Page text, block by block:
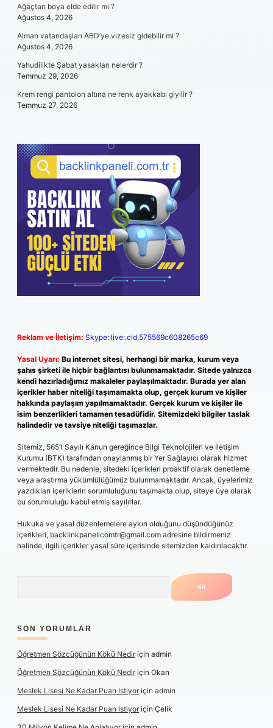
Ağaçtan boya elde edilir mi ?
Ağustos 4, 2026
Alman vatandaşları ABD’ye vizesiz gidebilir mi ?
Ağustos 4, 2026
Yahudilikte Şabat yasakları nelerdir ?
Temmuz 29, 2026
Krem rengi pantolon altına ne renk ayakkabı giyilir ?
Temmuz 27, 2026
Reklam ve İletişim: Skype: live:.cid.575569c608265c69
Yasal Uyarı: Bu internet sitesi, herhangi bir marka, kurum veya
şahıs şirketi ile hiçbir bağlantısı bulunmamaktadır. Sitede yalnızca
kendi hazırladığımız makaleler paylaşılmaktadır. Burada yer alan
içerikler haber niteliği taşımamakta olup, gerçek kurum ve kişiler
hakkında paylaşım yapılmamaktadır. Gerçek kurum ve kişiler ile
isim benzerlikleri tamamen tesadüfidir. Sitemizdeki bilgiler taslak
halindedir ve tavsiye niteliği taşımazlar.
Sitemiz, 5651 Sayılı Kanun gereğince Bilgi Teknolojileri ve İletişim
Kurumu (BTK) tarafından onaylanmış bir Yer Sağlayıcı olarak hizmet
vermektedir. Bu nedenle, sitedeki içerikleri proaktif olarak denetleme
veya araştırma yükümlülüğümüz bulunmamaktadır. Ancak, üyelerimiz
yazdıkları içeriklerin sorumluluğunu taşımakta olup, siteye üye olarak
bu sorumluluğu kabul etmiş sayılırlar.
Hukuka ve yasal düzenlemelere aykırı olduğunu düşündüğünüz
içerikleri, backlinkpanelicomtr@gmail.com adresine bildirmeniz
halinde, ilgili içerikler yasal süre içerisinde sitemizden kaldırılacaktır.
SON YORUMLAR
Öğretmen Sözcüğünün Kökü Nediriçin admin
Öğretmen Sözcüğünün Kökü Nediriçin Okan
Meslek Lisesi Ne Kadar Puan Istiyoriçin admin
Meslek Lisesi Ne Kadar Puan Istiyoriçin Çelik